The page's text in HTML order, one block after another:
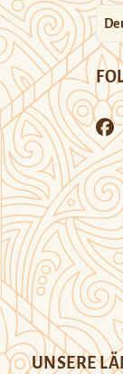
UNSERE